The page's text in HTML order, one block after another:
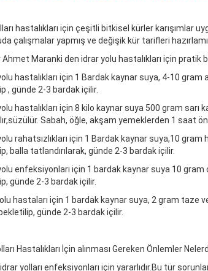
hastalıkları için çeşitli bitkisel kürler karışımlar
çalışmalar yapmış ve değişik kür tarifleri
Ahmet Maranki den idrar yolu hastalıkları için pratik
hastalıkları için 1 Bardak kaynar suya, 4-10 gram
, günde 2-3 bardak içilir.
hastalıkları için 8 kilo kaynar suya 500 gram sarı
Sabah, öğle, akşam yemeklerden 1 saat
rahatsızlıkları için 1 Bardak kaynar suya,10
balla tatlandırılarak, günde 2-3 bardak içilir.
enfeksiyonları için 1 bardak kaynar suya 10
günde 2-3 bardak içilir.
hastaları için 1 bardak kaynar suya, 2 gram taze
günde 2-3 bardak içilir.
Hastalıkları İçin alınması Gereken Önlemler
yolları enfeksiyonları için yararlıdır.Bu tür